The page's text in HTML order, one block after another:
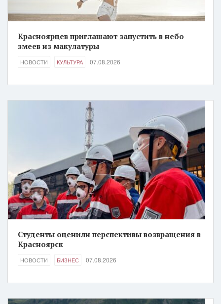
Красноярцев приглашают запустить в небо
змеев из макулатуры
НОВОСТИ КУЛЬТУРА 07.08.2026
Студенты оценили перспективы возвращения в
Красноярск
НОВОСТИ БИЗНЕС 07.08.2026